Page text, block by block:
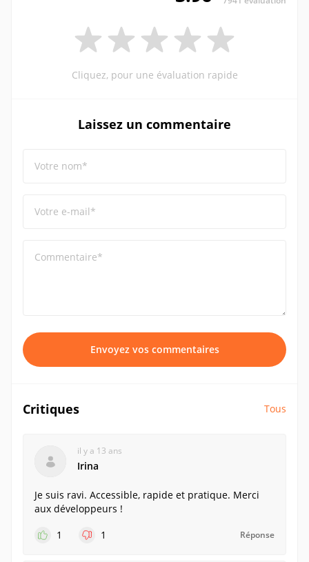
Cliquez, pour une évaluation rapide
Laissez un commentaire
Votre nom*
Votre e-mail*
Commentaire*
Envoyez vos commentaires
Critiques Tous
il y a 13 ans
Irina
Je suis ravi. Accessible, rapide et pratique. Merci
aux développeurs !
1
1 Réponse